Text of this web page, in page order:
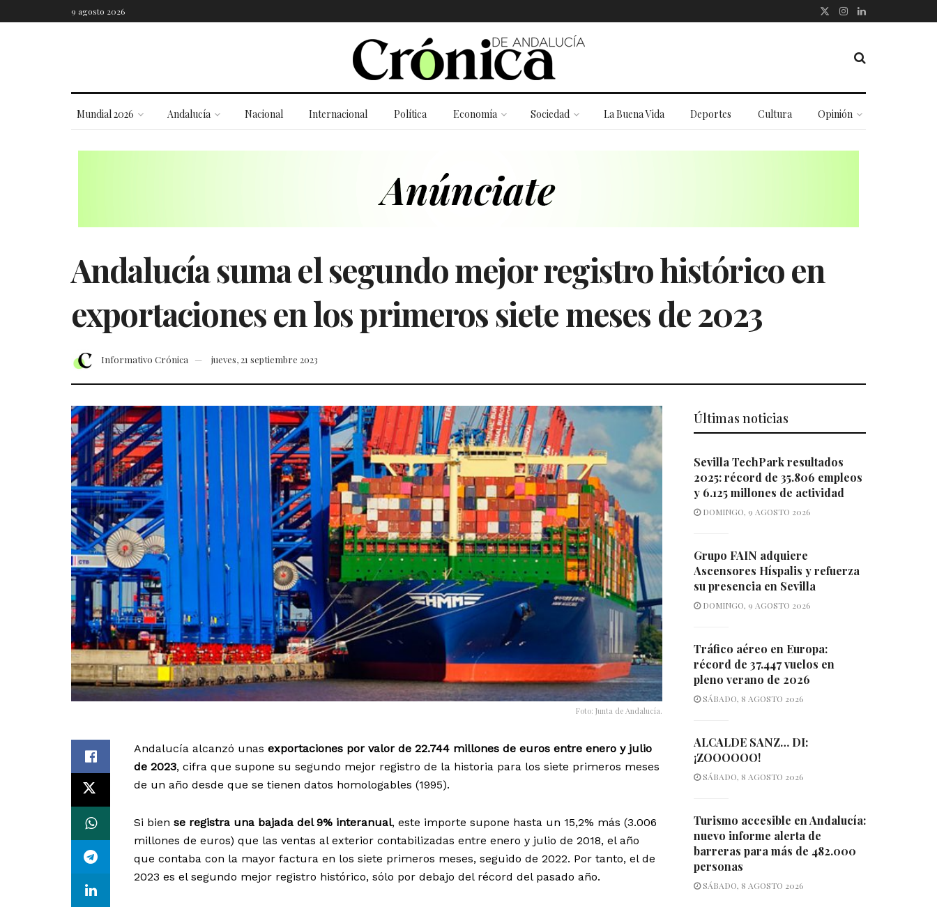
9 agosto 2026
Mundial 2026 Andalucía Nacional Internacional Política Economía Sociedad La Buena Vida Deportes Cultura Opinión
Andalucía suma el segundo mejor registro histórico en
exportaciones en los primeros siete meses de 2023
Informativo Crónica jueves, 21 septiembre 2023
Foto: Junta de Andalucía.
Andalucía alcanzó unas exportaciones por valor de 22.744 millones de euros entre enero y julio
de 2023, cifra que supone su segundo mejor registro de la historia para los siete primeros meses
de un año desde que se tienen datos homologables (1995).
Si bien se registra una bajada del 9% interanual, este importe supone hasta un 15,2% más (3.006
millones de euros) que las ventas al exterior contabilizadas entre enero y julio de 2018, el año
que contaba con la mayor factura en los siete primeros meses, seguido de 2022. Por tanto, el de
2023 es el segundo mejor registro histórico, sólo por debajo del récord del pasado año.
Últimas noticias
Sevilla TechPark resultados
2025: récord de 35.806 empleos
y 6.125 millones de actividad
DOMINGO, 9 AGOSTO 2026
Grupo FAIN adquiere
Ascensores Híspalis y refuerza
su presencia en Sevilla
DOMINGO, 9 AGOSTO 2026
Tráfico aéreo en Europa:
récord de 37.447 vuelos en
pleno verano de 2026
SÁBADO, 8 AGOSTO 2026
ALCALDE SANZ… DI:
¡ZOOOOOO!
SÁBADO, 8 AGOSTO 2026
Turismo accesible en Andalucía:
nuevo informe alerta de
barreras para más de 482.000
personas
SÁBADO, 8 AGOSTO 2026